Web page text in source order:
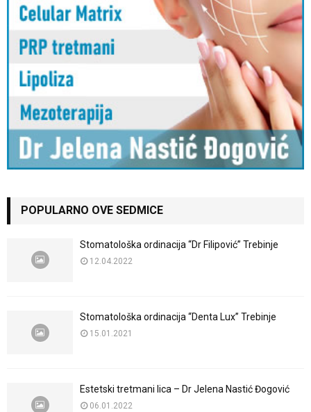
POPULARNO OVE SEDMICE
Stomatološka ordinacija “Dr Filipović” Trebinje
12.04.2022
Stomatološka ordinacija “Denta Lux” Trebinje
15.01.2021
Estetski tretmani lica – Dr Jelena Nastić Đogović
06.01.2022